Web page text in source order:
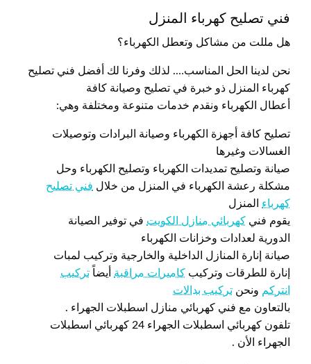
فني تصليح كهرباء المنزل
هل مللت من مشاكل وتعطل الكهرباء؟
نحن لدينا الحل المناسب…. لذلك وفرنا لك أفضل فني تصليح
كهرباء المنزل ذو خبرة في تصليح وصيانة كافة
أعطال الكهرباء ونقدم خدمات متنوعة ومختلفة وهي:
تصليح كافة أجهزة الكهرباء وصيانة البرادات وتوصيلات
الغسالات وغيرها
صيانة وتصليح تمديدات الكهرباء وتصليح الكهرباء وحل
مشكلة رعشة الكهرباء في المنزل من خلال فني تصليح
كهرباء المنزل
يقوم فني كهربائي منازل الكويت في توفير الصيانة
الدورية لعدادات وخزانات الكهرباء
صيانة إنارة المنازل الداخلية والخارجية وتركيب لمبات
إنارة للطرقات وتركيب كاميرات مراقبة أيضاً تركيب
انتركم ونحن تركيب بدالات
بالتعاون مع فني كهربائي منازل اسطبلات الجهراء .
تلفون كهربائي اسطبلات الجهراء 24 كهربائي اسطبلات
الجهراء الأن .